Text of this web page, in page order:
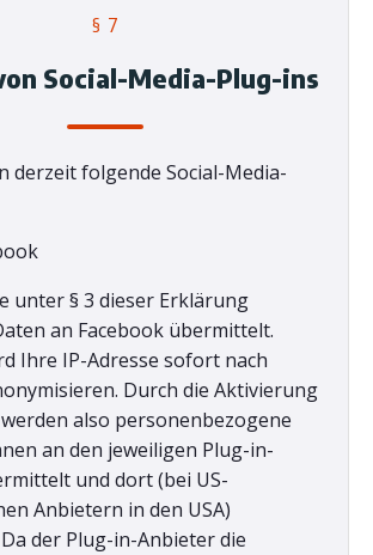
§ 7
Social-Media-Plug-ins
derzeit folgende Social-Media-
unter § 3 dieser Erklärung
an Facebook übermittelt.
Ihre IP-Adresse sofort nach
Durch die Aktivierung
also personenbezogene
an den jeweiligen Plug-in-
und dort (bei US-
Anbietern in den USA)
der Plug-in-Anbieter die